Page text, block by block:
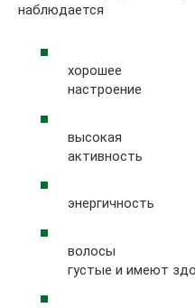
наблюдается
хорошее
настроение
высокая
активность
энергичность
волосы
густые и имеют